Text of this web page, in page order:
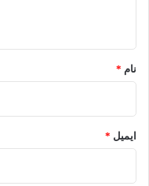
نام *
ایمیل *